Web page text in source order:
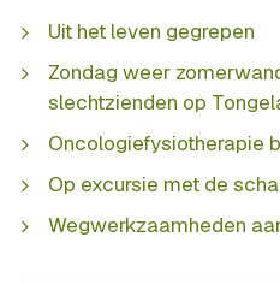
Uit het leven gegrepen
Zondag weer
slechtzienden op
Oncologiefysiotherapie
Op excursie met de
Wegwerkzaamheden